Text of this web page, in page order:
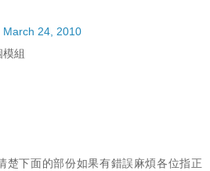
March 24, 2010
組
楚下面的部份如果有錯誤麻煩各位指正